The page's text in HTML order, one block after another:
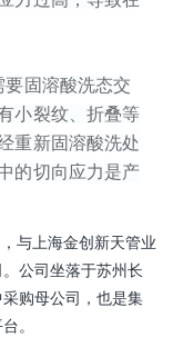
固溶酸洗态交
小裂纹、折叠等
重新固溶酸洗处
的切向应力是产
与上海金创新天管业
公司坐落于苏州长
购母公司，也是集
。